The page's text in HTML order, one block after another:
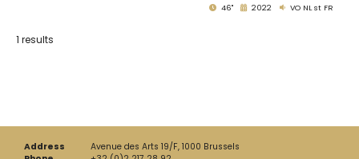
46'' 2022 VO NL st FR
1 results
Address
Avenue des Arts 19/F, 1000 Brussels